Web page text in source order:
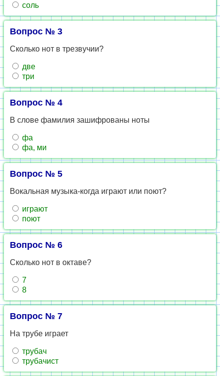
соль
Вопрос № 3
Сколько нот в трезвучии?
две
три
Вопрос № 4
В слове фамилия зашифрованы ноты
фа
фа, ми
Вопрос № 5
Вокальная музыка-когда играют или поют?
играют
поют
Вопрос № 6
Сколько нот в октаве?
7
8
Вопрос № 7
На трубе играет
трубач
трубачист